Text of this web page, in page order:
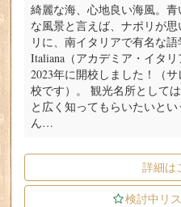
綺麗な海、心地良い海風。
な風景と言えば、ナポリが
リに、南イタリアで有名な語
Italiana（アカデミア・イタ
2023年に開校しました！（
校です）。 観光名所として
と広く知ってもらいたいと
ん…
詳細は
検討中リ